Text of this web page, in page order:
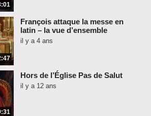
François attaque la messe en
latin – la vue d’ensemble
il y a 4 ans
Hors de l’Église Pas de Salut
il y a 12 ans